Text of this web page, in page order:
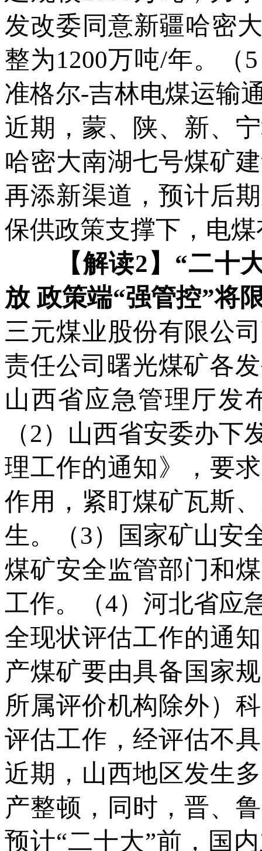
发改委同意新疆哈密
整为1200万吨/年。（
准格尔-吉林电煤运输
近期，蒙、陕、新、
哈密大南湖七号煤矿
再添新渠道，预计后
保供政策支撑下，电
【解读2】“二十大
放 政策端“强管控”将
三元煤业股份有限公
责任公司曙光煤矿各
山西省应急管理厅发
（2）山西省安委办
理工作的通知》，要
作用，紧盯煤矿瓦斯
生。（3）国家矿山安
煤矿安全监管部门和
工作。（4）河北省应
全现状评估工作的通
产煤矿要由具备国家
所属评价机构除外）
评估工作，经评估不
近期，山西地区发生
产整顿，同时，晋、
预计“二十大”前，国